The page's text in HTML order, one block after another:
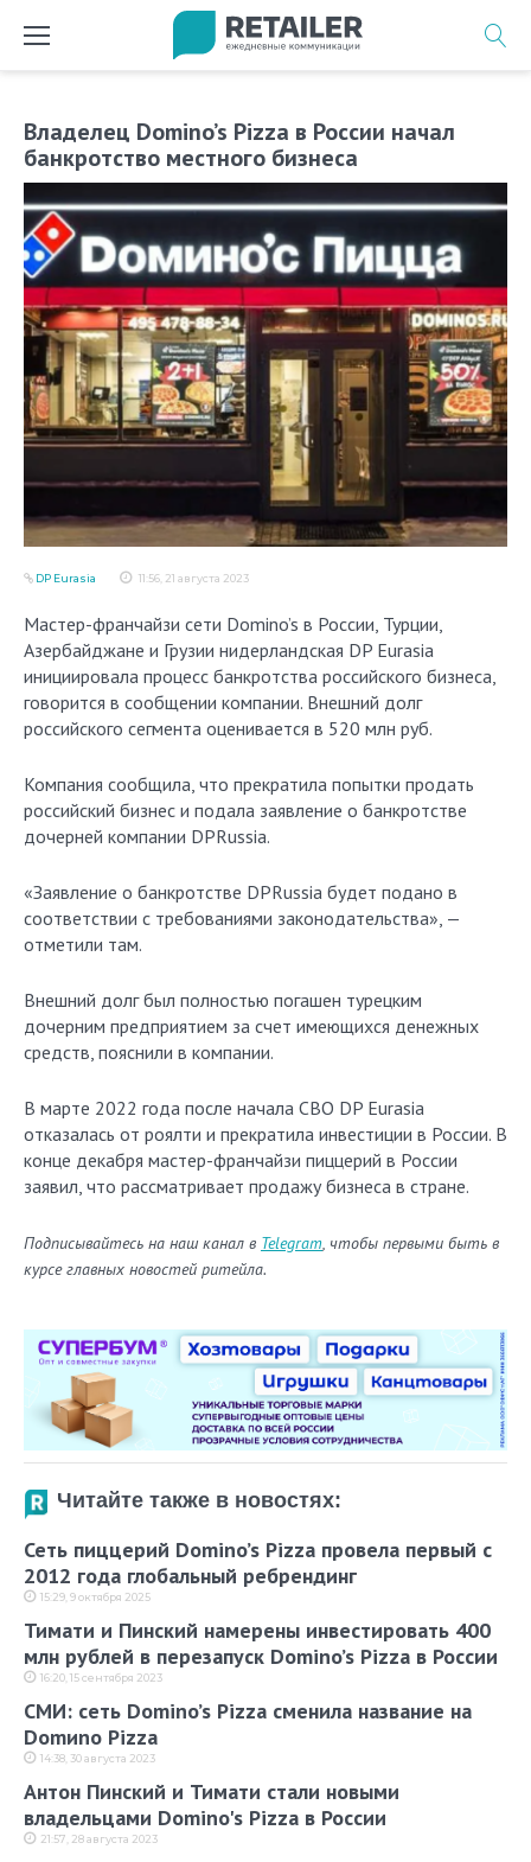
Владелец Domino’s Pizza в России начал
банкротство местного бизнеса
11:56, 21 августа 2023
DP Eurasia
Мастер-франчайзи сети Domino’s в России, Турции,
Азербайджане и Грузии нидерландская DP Eurasia
инициировала процесс банкротства российского бизнеса,
говорится в сообщении компании. Внешний долг
российского сегмента оценивается в 520 млн руб.
Компания сообщила, что прекратила попытки продать
российский бизнес и подала заявление о банкротстве
дочерней компании DPRussia.
«Заявление о банкротстве DPRussia будет подано в
соответствии с требованиями законодательства», —
отметили там.
Внешний долг был полностью погашен турецким
дочерним предприятием за счет имеющихся денежных
средств, пояснили в компании.
В марте 2022 года после начала СВО DP Eurasia
отказалась от роялти и прекратила инвестиции в России. В
конце декабря мастер-франчайзи пиццерий в России
заявил, что рассматривает продажу бизнеса в стране.
Подписывайтесь на наш канал в Telegram, чтобы первыми быть в
курсе главных новостей ритейла.
Читайте также в новостях:
Сеть пиццерий Domino’s Pizza провела первый с
2012 года глобальный ребрендинг
15:29, 9 октября 2025
Тимати и Пинский намерены инвестировать 400
млн рублей в перезапуск Domino’s Pizza в России
16:20, 15 сентября 2023
СМИ: сеть Domino’s Pizza сменила название на
Domиno Pizza
14:38, 30 августа 2023
Антон Пинский и Тимати стали новыми
владельцами Domino's Pizza в России
21:57, 28 августа 2023